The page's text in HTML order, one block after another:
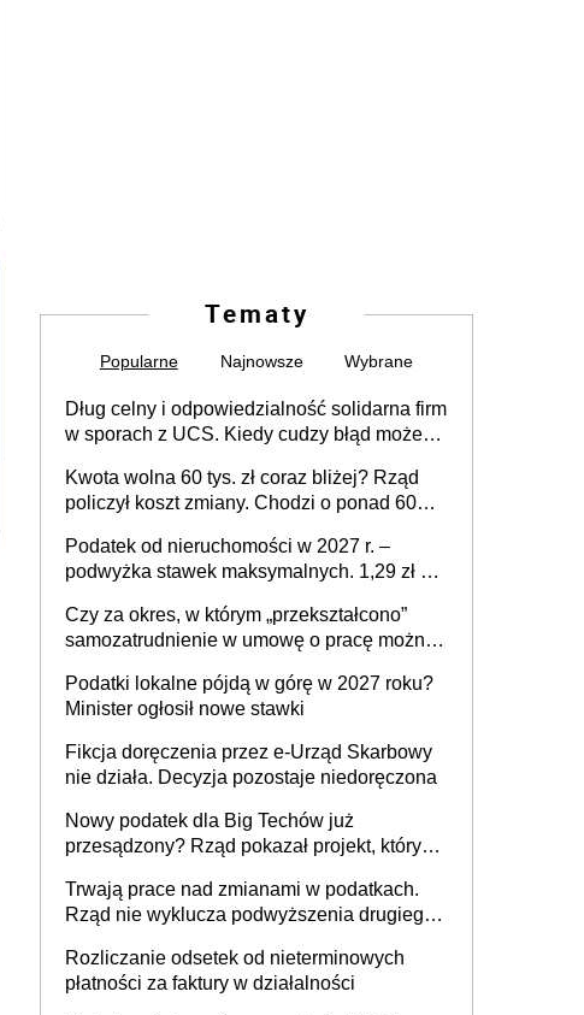
Tematy
Popularne Najnowsze Wybrane
Dług celny i odpowiedzialność solidarna firm
w sporach z UCS. Kiedy cudzy błąd może
Kwota wolna 60 tys. zł coraz bliżej? Rząd
policzył koszt zmiany. Chodzi o ponad 60
Podatek od nieruchomości w 2027 r. –
podwyżka stawek maksymalnych. 1,29 zł za
budynków i lokali związanych z
prowadzeniem działalności gospodarczej
Czy za okres, w którym „przekształcono”
samozatrudnienie w umowę o pracę można
umowy cywilnoprawnej jedynym
racjonalnym wyjściem
Podatki lokalne pójdą w górę w 2027 roku?
Minister ogłosił nowe stawki
Fikcja doręczenia przez e-Urząd Skarbowy
nie działa. Decyzja pozostaje niedoręczona
Nowy podatek dla Big Techów już
przesądzony? Rząd pokazał projekt, który
Trwają prace nad zmianami w podatkach.
Rząd nie wyklucza podwyższenia drugiego
Rozliczanie odsetek od nieterminowych
płatności za faktury w działalności